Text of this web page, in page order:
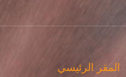
المقر الرئيسي